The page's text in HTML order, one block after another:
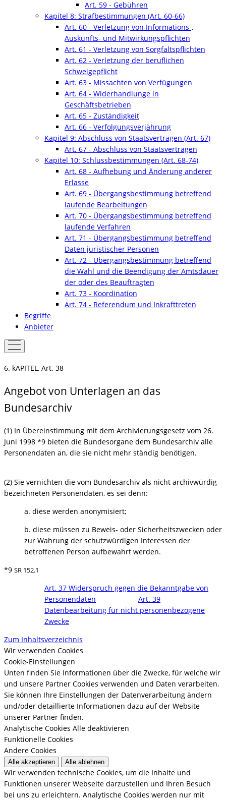
Art. 59 - Gebühren
Kapitel 8: Strafbestimmungen (Art. 60-66)
Art. 60 - Verletzung von Informations-,
Auskunfts- und Mitwirkungspflichten
Art. 61 - Verletzung von Sorgfaltspflichten
Art. 62 - Verletzung der beruflichen
Schweigepflicht
Art. 63 - Missachten von Verfügungen
Art. 64 - Widerhandlunge in
Geschäftsbetrieben
Art. 65 - Zuständigkeit
Art. 66 - Verfolgungsverjährung
Kapitel 9: Abschluss von Staatsverträgen (Art. 67)
Art. 67 - Abschluss von Staatsverträgen
Kapitel 10: Schlussbestimmungen (Art. 68-74)
Art. 68 - Aufhebung und Änderung anderer
Erlasse
Art. 69 - Übergangsbestimmung betreffend
laufende Bearbeitungen
Art. 70 - Übergangsbestimmung betreffend
laufende Verfahren
Art. 71 - Übergangsbestimmung betreffend
Daten juristischer Personen
Art. 72 - Übergangsbestimmung betreffend
die Wahl und die Beendigung der Amtsdauer
der oder des Beauftragten
Art. 73 - Koordination
Art. 74 - Referendum und Inkrafttreten
Begriffe
Anbieter
6. kAPITEL, Art. 38
Angebot von Unterlagen an das
Bundesarchiv
(1) In Übereinstimmung mit dem Archivierungsgesetz vom 26.
Juni 1998 *9 bieten die Bundesorgane dem Bundesarchiv alle
Personendaten an, die sie nicht mehr ständig benötigen.
(2) Sie vernichten die vom Bundesarchiv als nicht archivwürdig
bezeichneten Personendaten, es sei denn:
a. diese werden anonymisiert;
b. diese müssen zu Beweis- oder Sicherheitszwecken oder
zur Wahrung der schutzwürdigen Interessen der
betroffenen Person aufbewahrt werden.
*9 SR 152.1
Art. 37 Widerspruch gegen die Bekanntgabe von
Personendaten
Art. 39
Datenbearbeitung für nicht personenbezogene
Zwecke
Zum Inhaltsverzeichnis
Wir verwenden Cookies
Cookie-Einstellungen
Unten finden Sie Informationen über die Zwecke, für welche wir
und unsere Partner Cookies verwenden und Daten verarbeiten.
Sie können Ihre Einstellungen der Datenverarbeitung ändern
und/oder detaillierte Informationen dazu auf der Website
unserer Partner finden.
Analytische Cookies Alle deaktivieren
Funktionelle Cookies
Andere Cookies
Alle akzeptieren Alle ablehnen
Wir verwenden technische Cookies, um die Inhalte und
Funktionen unserer Webseite darzustellen und Ihren Besuch
bei uns zu erleichtern. Analytische Cookies werden nur mit